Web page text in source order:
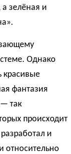
зелёная и
Однако
красивые
фантазия
так
происходит
и
относительно